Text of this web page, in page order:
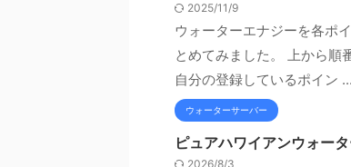
2025/11/9
ウォーターエナジーを各ポ
とめてみました。 上から順
自分の登録しているポイン ...
ウォーターサーバー
ピュアハワイアンウォー
2026/8/3